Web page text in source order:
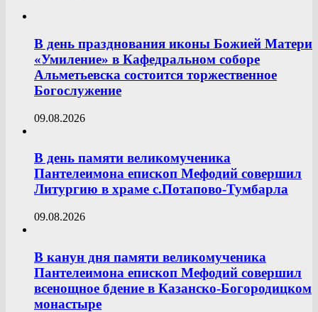
В день празднования иконы Божией Матери
«Умиление» в Кафедральном соборе
Альметьевска состоится торжественное
Богослужение
09.08.2026
В день памяти великомученика
Пантелеимона епископ Мефодий совершил
Литургию в храме с.Потапово-Тумбарла
09.08.2026
В канун дня памяти великомученика
Пантелеимона епископ Мефодий совершил
всенощное бдение в Казанско-Богородицком
монастыре